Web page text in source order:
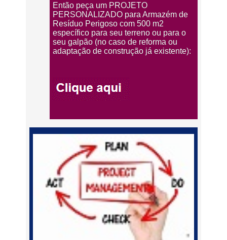
Então peça um PROJETO
PERSONALIZADO para Armazém de
Resíduo Perigoso com 500 m2
específico para seu terreno ou para o
seu galpão (no caso de reforma ou
adaptação de construção já existente):